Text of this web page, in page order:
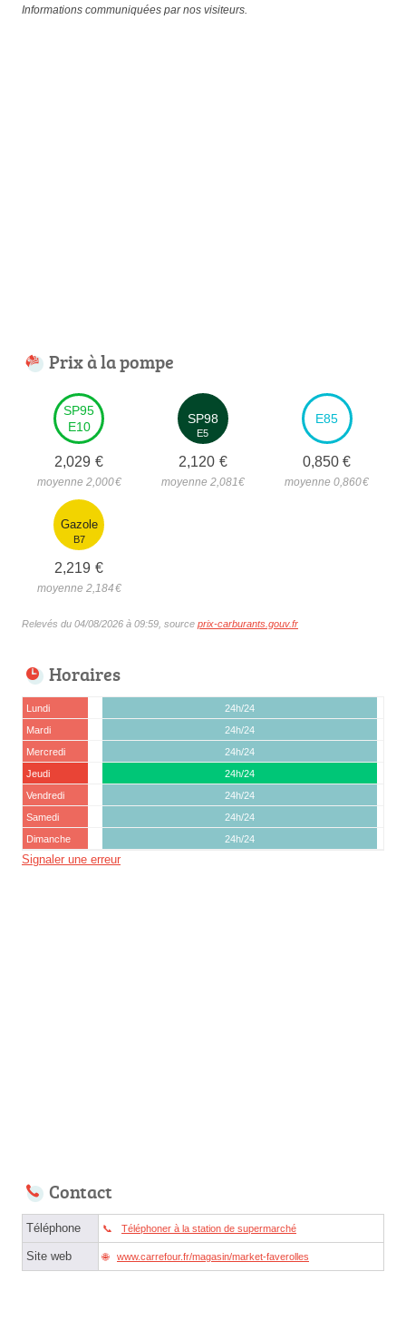
Informations communiquées par nos visiteurs.
Prix à la pompe
SP95
E10
2,029 €
moyenne 2,000€
SP98
E5
2,120 €
moyenne 2,081€
E85
0,850 €
moyenne 0,860€
Gazole
B7
2,219 €
moyenne 2,184€
Relevés du 04/08/2026 à 09:59, source prix-carburants.gouv.fr
Horaires
Lundi
24h/24
Mardi
24h/24
Mercredi
24h/24
Jeudi
24h/24
Vendredi
24h/24
Samedi
24h/24
Dimanche
24h/24
Signaler une erreur
Contact
Téléphone Téléphoner à la station de supermarché
Site web www.carrefour.fr/magasin/market-faverolles